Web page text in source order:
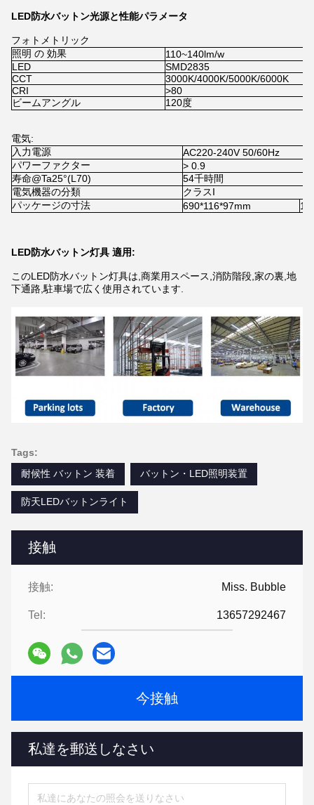
接触
接触: Miss. Bubble
Tel: 13657292467
今接触
私達を郵送しなさい
LED防水バットン光源と性能パラメータ
フォトメトリック
照明 の 効果
110~140lm/w
LED
SMD2835
CCT
3000K/4000K/5000K/6000K
CRI
>80
ビームアングル
120度
電気:
入力電源
AC220-240V 50/60Hz
パワーファクター
> 0.9
寿命@Ta25°(L70)
54千時間
電気機器の分類
クラスI
パッケージの寸法
690*116*97mm
LED防水バットン灯具 適用:
このLED防水バットン灯具は,商業用スペース,消防階段,家の裏,地
下通路,駐車場で広く使用されています.
Tags:
耐候性 バットン 装着
バットン・LED照明装置
防天LEDバットンライト